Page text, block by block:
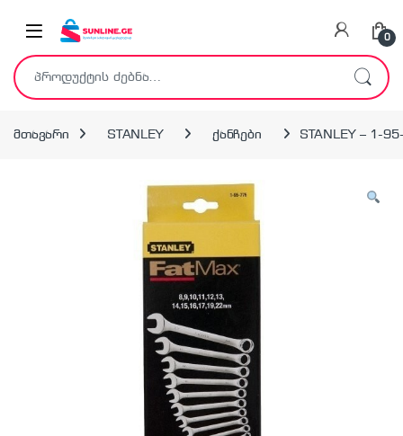
0
ძებნა:
მთავარი STANLEY ქანჩები STANLEY – 1-